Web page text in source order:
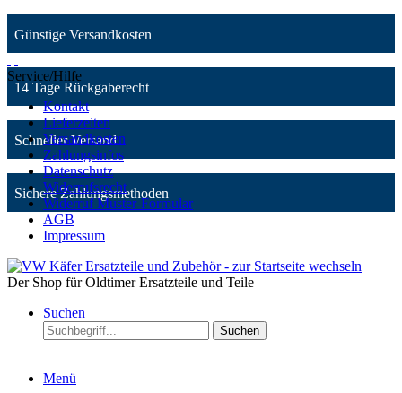
Günstige Versandkosten
14 Tage Rückgaberecht
Schneller Versand
Sichere Zahlungsmethoden
Service/Hilfe
Kontakt
Lieferzeiten
Versandkosten
Zahlungsinfos
Datenschutz
Widerrufsrecht
Widerruf Muster-Formular
AGB
Impressum
Der Shop für Oldtimer Ersatzteile und Teile
Suchen
Suchen
Menü